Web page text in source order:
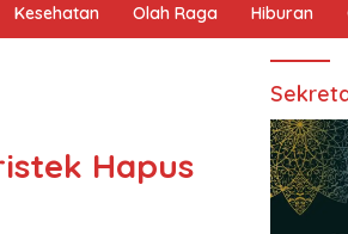
Kesehatan Olah Raga Hiburan
Hapus